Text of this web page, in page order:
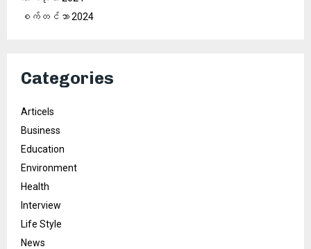
စက်တင်ဘာ 2024
Categories
Articels
Business
Education
Environment
Health
Interview
Life Style
News